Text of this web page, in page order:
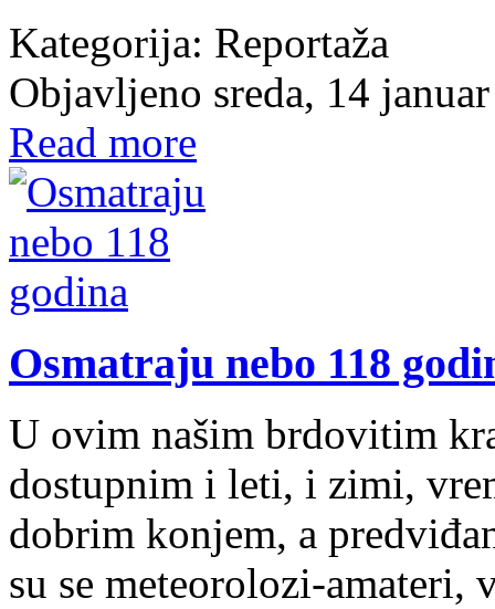
Kategorija: Reportaža
Objavljeno sreda, 14
Read more
Osmatraju nebo 118
U ovim našim brdovitim
dostupnim i leti, i zimi,
dobrim konjem, a
su se meteorolozi-